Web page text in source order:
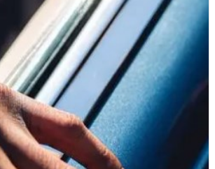
09室（需提前预约）
（需提前预约）
（需提前预约）
室（需提前预约）
室（需提前预约）
需提前预约）
室（需提前预约）
（需提前预约）
写字楼（鄂尔多斯大厦）23层2326室（